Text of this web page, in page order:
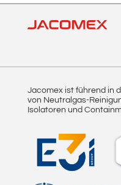
Jacomex ist führend in
von Neutralgas-
Isolatoren und